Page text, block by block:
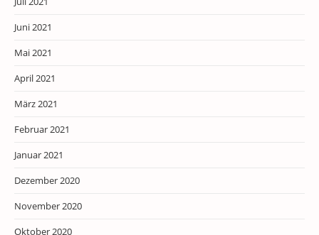
Juni 2021
Mai 2021
April 2021
März 2021
Februar 2021
Januar 2021
Dezember 2020
November 2020
Oktober 2020